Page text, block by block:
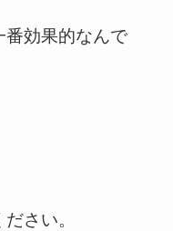
番効果的なんで
さい。